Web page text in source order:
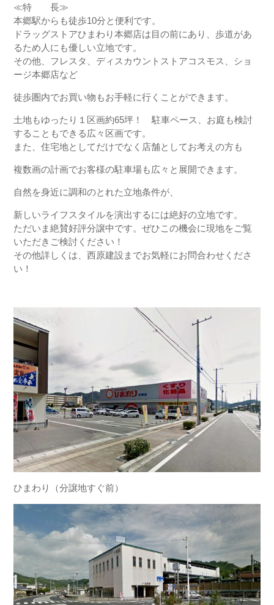
≪特 長≫
本郷駅からも徒歩10分と便利です。
ドラッグストアひまわり本郷店は目の前にあり、歩道があ
るため人にも優しい立地です。
その他、フレスタ、ディスカウントストアコスモス、ショ
ージ本郷店など
徒歩圏内でお買い物もお手軽に行くことができます。
土地もゆったり１区画約65坪！ 駐車ペース、お庭も検討
することもできる広々区画です。
また、住宅地としてだけでなく店舗としてお考えの方も
複数画の計画でお客様の駐車場も広々と展開できます。
自然を身近に調和のとれた立地条件が、
新しいライフスタイルを演出するには絶好の立地です。
ただいま絶賛好評分譲中です。ぜひこの機会に現地をご覧
いただきご検討ください！
その他詳しくは、西原建設までお気軽にお問合わせくださ
い！
ひまわり（分譲地すぐ前）